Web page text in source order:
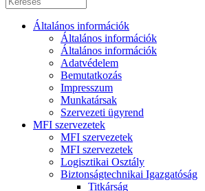
Általános információk
Általános információk
Általános információk
Adatvédelem
Bemutatkozás
Impresszum
Munkatársak
Szervezeti ügyrend
MFI szervezetek
MFI szervezetek
MFI szervezetek
Logisztikai Osztály
Biztonságtechnikai Igazgatóság
Titkárság